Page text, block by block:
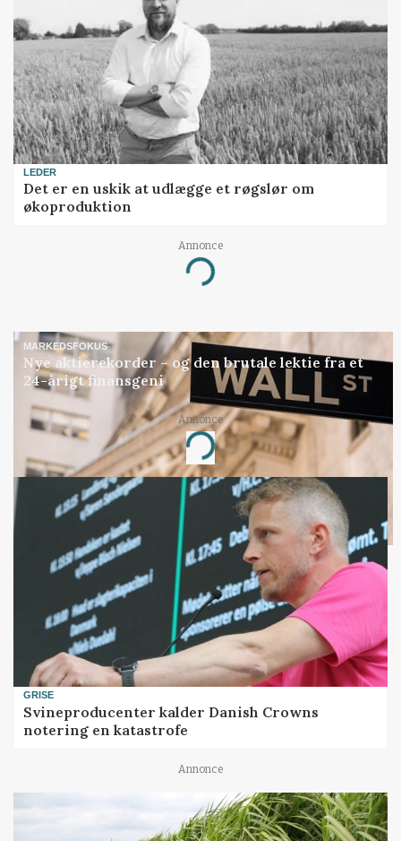
LEDER
Det er en uskik at udlægge et røgslør om
økoproduktion
Annonce
Loading...
MARKEDSFOKUS
Nye aktierekorder – og den brutale lektie fra et
24-årigt finansgeni
Annonce
Loading...
GRISE
Svineproducenter kalder Danish Crowns
notering en katastrofe
Annonce